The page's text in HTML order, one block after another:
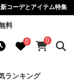
コーデとアイテム特集
料
0 0
ランキング